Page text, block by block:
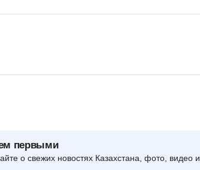
первыми
о свежих новостях Казахстана, фото, видео и